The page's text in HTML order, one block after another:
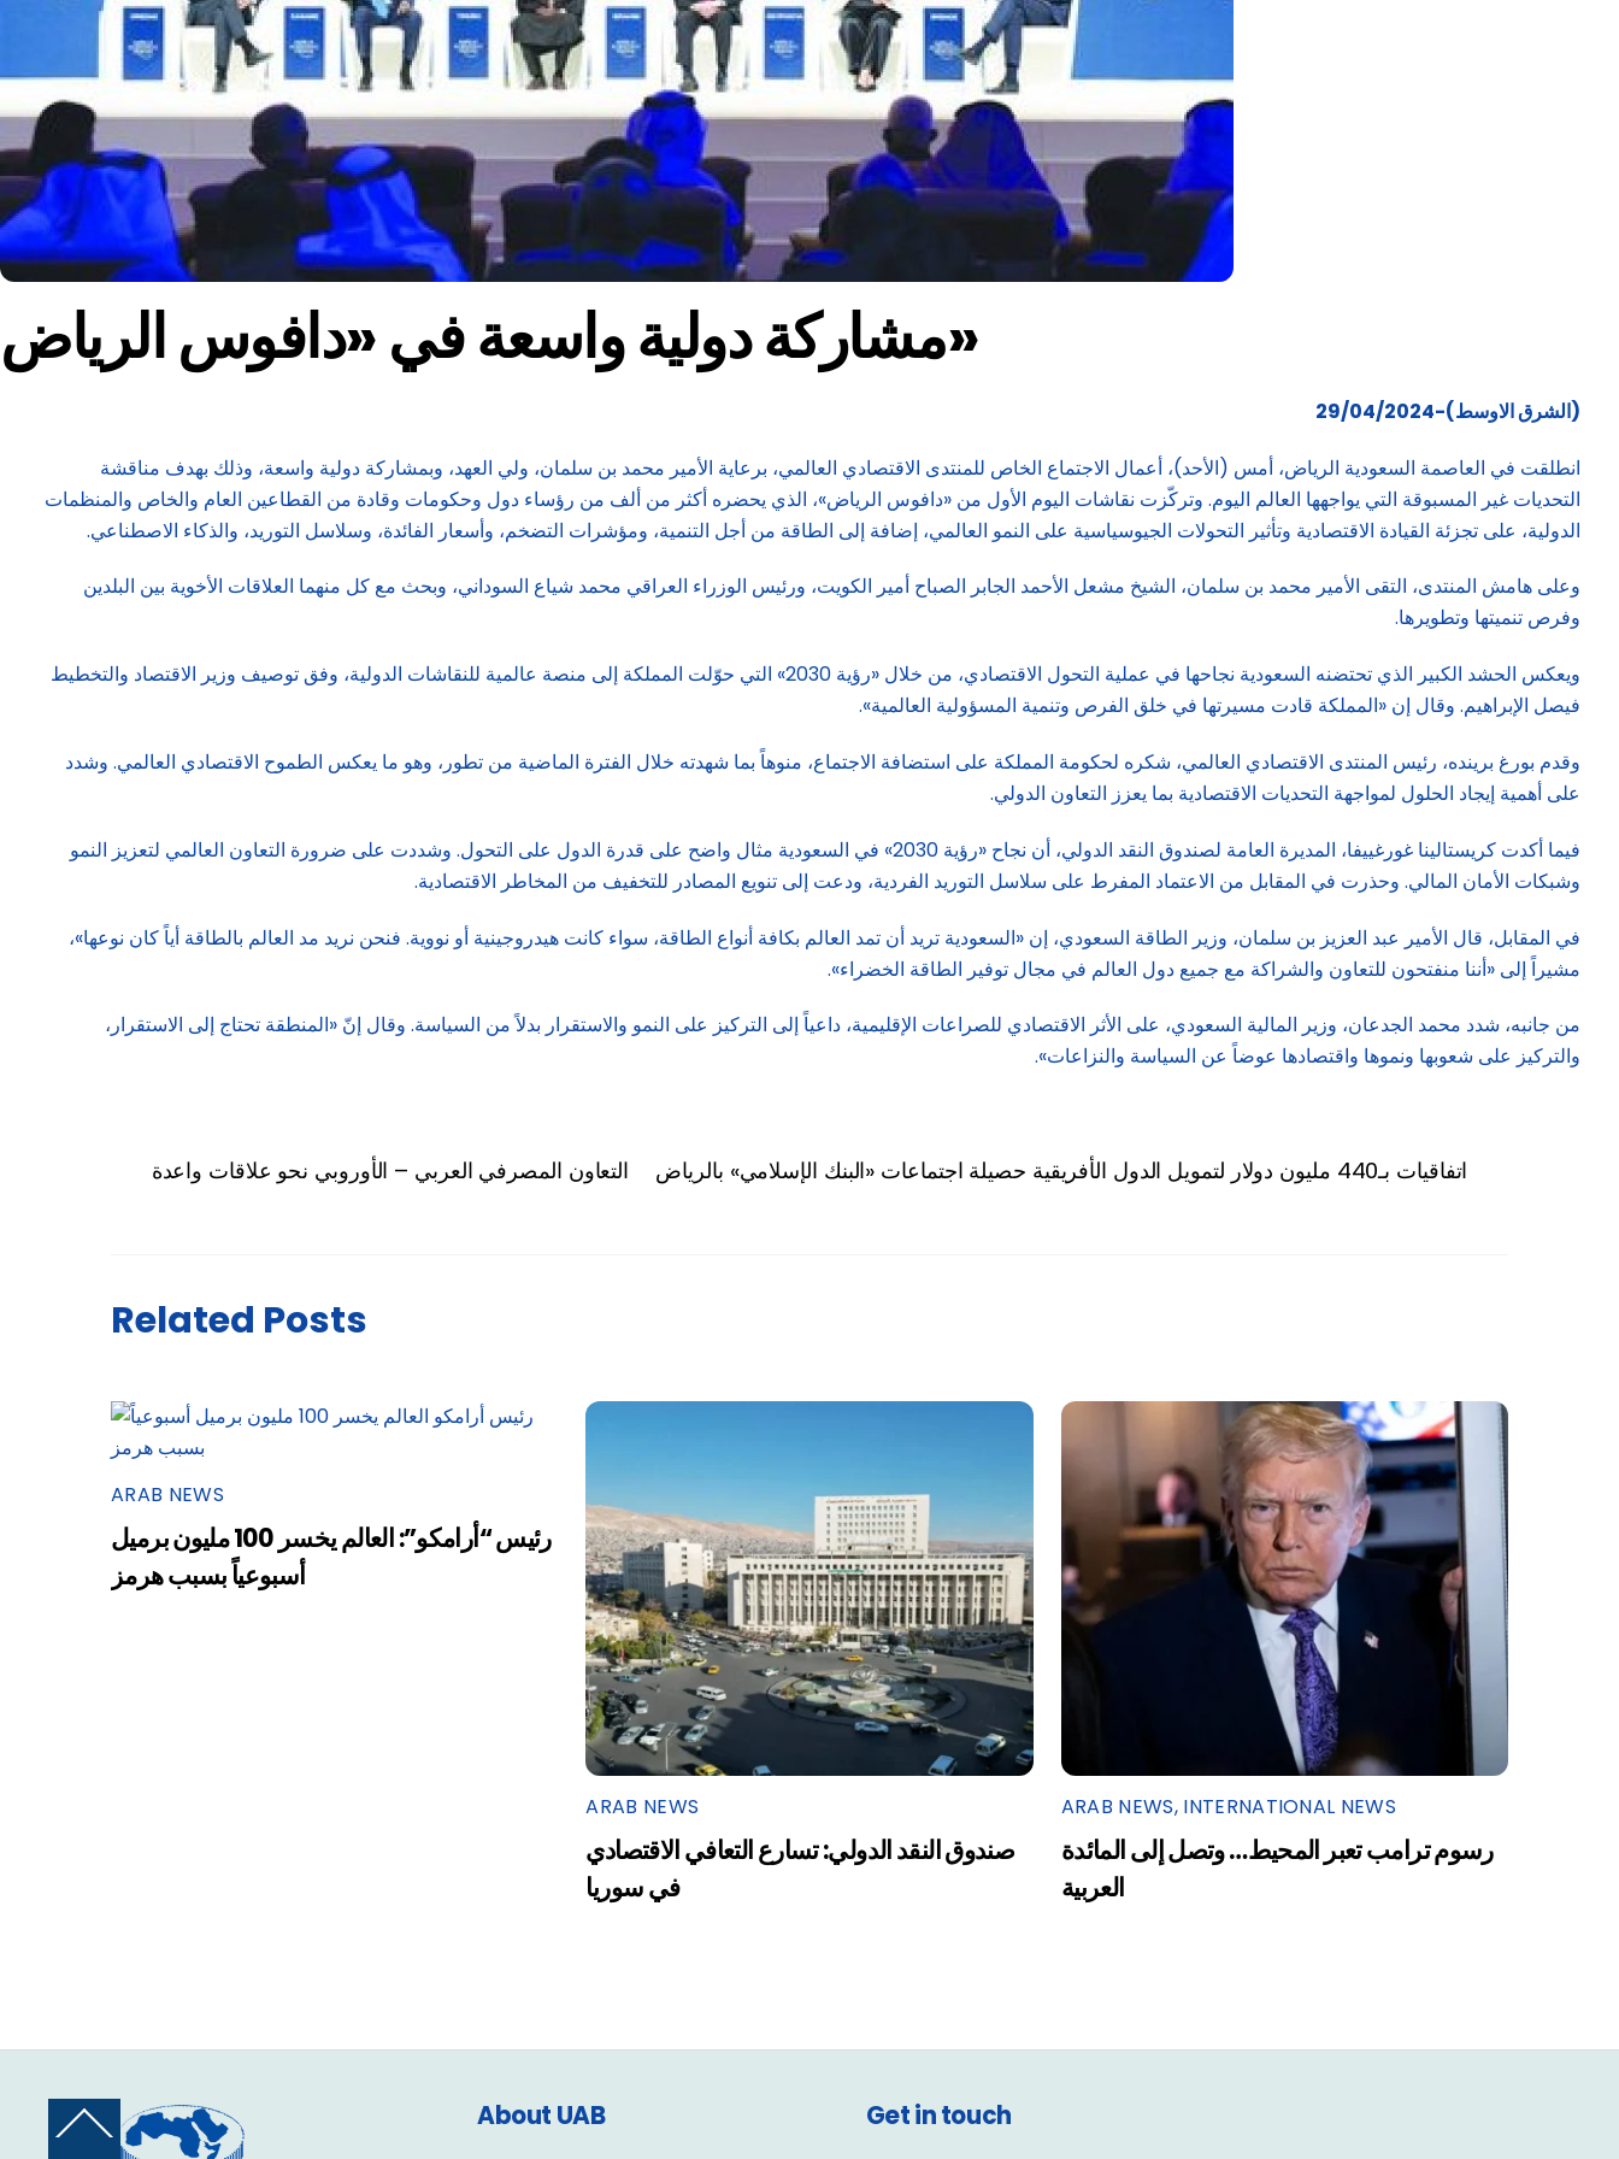
مشاركة دولية واسعة في «دافوس الرياض»
(الشرق الاوسط)-29/04/2024
انطلقت في العاصمة السعودية الرياض، أمس (الأحد)، أعمال الاجتماع الخاص للمنتدى الاقتصادي العالمي، برعاية الأمير محمد بن سلمان، ولي العهد، وبمشاركة دولية واسعة، وذلك بهدف مناقشة
التحديات غير المسبوقة التي يواجهها العالم اليوم. وتركّزت نقاشات اليوم الأول من «دافوس الرياض»، الذي يحضره أكثر من ألف من رؤساء دول وحكومات وقادة من القطاعين العام والخاص والمنظمات
الدولية، على تجزئة القيادة الاقتصادية وتأثير التحولات الجيوسياسية على النمو العالمي، إضافة إلى الطاقة من أجل التنمية، ومؤشرات التضخم، وأسعار الفائدة، وسلاسل التوريد، والذكاء الاصطناعي.
وعلى هامش المنتدى، التقى الأمير محمد بن سلمان، الشيخ مشعل الأحمد الجابر الصباح أمير الكويت، ورئيس الوزراء العراقي محمد شياع السوداني، وبحث مع كل منهما العلاقات الأخوية بين البلدين
وفرص تنميتها وتطويرها.
ويعكس الحشد الكبير الذي تحتضنه السعودية نجاحها في عملية التحول الاقتصادي، من خلال «رؤية 2030» التي حوّلت المملكة إلى منصة عالمية للنقاشات الدولية، وفق توصيف وزير الاقتصاد والتخطيط
فيصل الإبراهيم. وقال إن «المملكة قادت مسيرتها في خلق الفرص وتنمية المسؤولية العالمية».
وقدم بورغ برينده، رئيس المنتدى الاقتصادي العالمي، شكره لحكومة المملكة على استضافة الاجتماع، منوهاً بما شهدته خلال الفترة الماضية من تطور، وهو ما يعكس الطموح الاقتصادي العالمي. وشدد
على أهمية إيجاد الحلول لمواجهة التحديات الاقتصادية بما يعزز التعاون الدولي.
فيما أكدت كريستالينا غورغييفا، المديرة العامة لصندوق النقد الدولي، أن نجاح «رؤية 2030» في السعودية مثال واضح على قدرة الدول على التحول. وشددت على ضرورة التعاون العالمي لتعزيز النمو
وشبكات الأمان المالي. وحذرت في المقابل من الاعتماد المفرط على سلاسل التوريد الفردية، ودعت إلى تنويع المصادر للتخفيف من المخاطر الاقتصادية.
في المقابل، قال الأمير عبد العزيز بن سلمان، وزير الطاقة السعودي، إن «السعودية تريد أن تمد العالم بكافة أنواع الطاقة، سواء كانت هيدروجينية أو نووية. فنحن نريد مد العالم بالطاقة أياً كان نوعها»،
مشيراً إلى «أننا منفتحون للتعاون والشراكة مع جميع دول العالم في مجال توفير الطاقة الخضراء».
من جانبه، شدد محمد الجدعان، وزير المالية السعودي، على الأثر الاقتصادي للصراعات الإقليمية، داعياً إلى التركيز على النمو والاستقرار بدلاً من السياسة. وقال إنّ «المنطقة تحتاج إلى الاستقرار،
والتركيز على شعوبها ونموها واقتصادها عوضاً عن السياسة والنزاعات».
التعاون المصرفي العربي – الأوروبي نحو علاقات واعدة اتفاقيات بـ440 مليون دولار لتمويل الدول الأفريقية حصيلة اجتماعات «البنك الإسلامي» بالرياض
Related Posts
ARAB NEWS
رئيس “أرامكو”: العالم يخسر 100 مليون برميل
أسبوعياً بسبب هرمز
ARAB NEWS
صندوق النقد الدولي: تسارع التعافي الاقتصادي
في سوريا
ARAB NEWS, INTERNATIONAL NEWS
رسوم ترامب تعبر المحيط… وتصل إلى المائدة
العربية
Back
About UAB Get in touch